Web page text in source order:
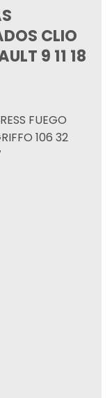
CLIO
9 11 18
FUEGO
106 32